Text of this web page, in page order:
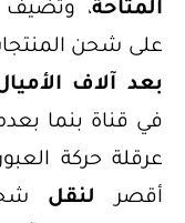
المتاحة، وتضيف
على شحن
بعد آلاف
في قناة بنما
عرقلة حركة
أقصر
لنقل